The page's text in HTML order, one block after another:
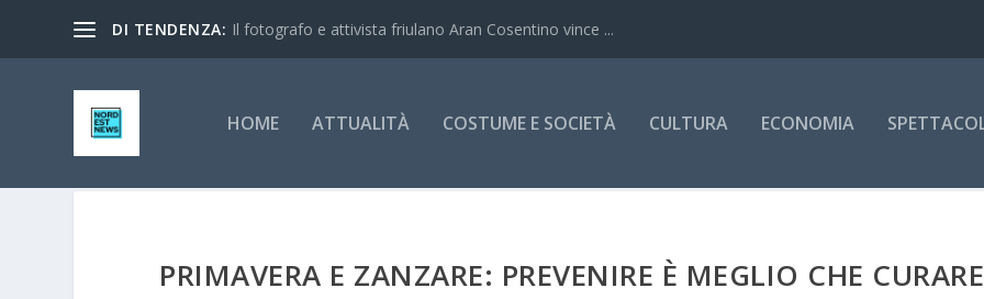
DI TENDENZA: Il fotografo e attivista friulano Aran Cosentino vince ...
HOME ATTUALITÀ COSTUME E SOCIETÀ CULTURA ECONOMIA
PRIMAVERA E ZANZARE: PREVENIRE È MEGLIO CHE CURARE